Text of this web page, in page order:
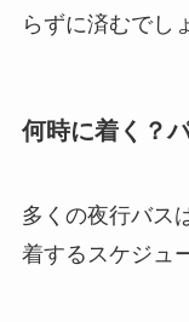
らずに済むでし
何時に着く？
多くの夜行バス
着するスケジュ